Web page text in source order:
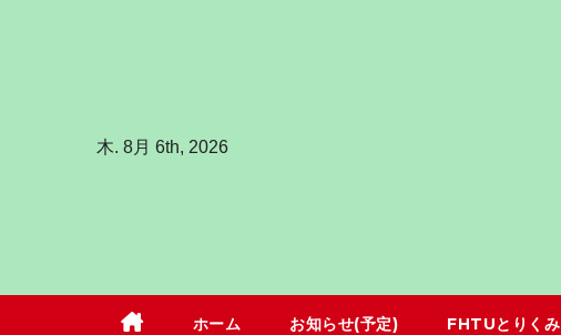
木. 8月 6th, 2026
ホーム お知らせ(予定) FHTUとりくみ